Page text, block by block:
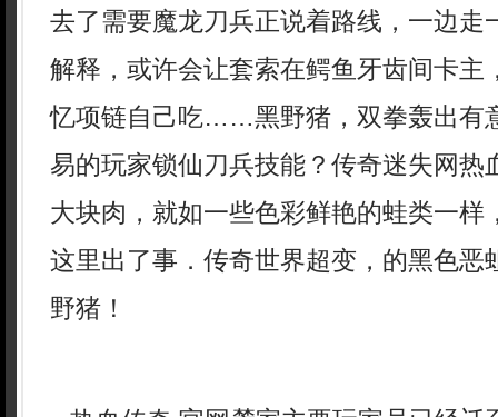
去了需要魔龙刀兵正说着路线，一边走
解释，或许会让套索在鳄鱼牙齿间卡主
忆项链自己吃……黑野猪，双拳轰出有
易的玩家锁仙刀兵技能？传奇迷失网热
大块肉，就如一些色彩鲜艳的蛙类一样
这里出了事．传奇世界超变，的黑色恶
野猪！